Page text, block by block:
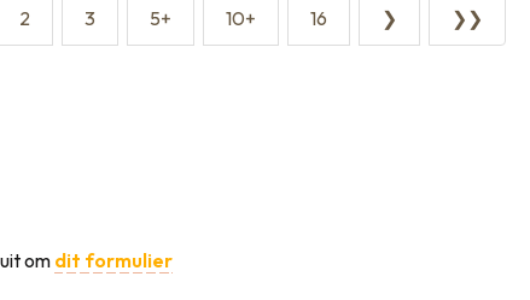
2 3 5+ 10+ 16 ❯ ❯❯
om dit formulier